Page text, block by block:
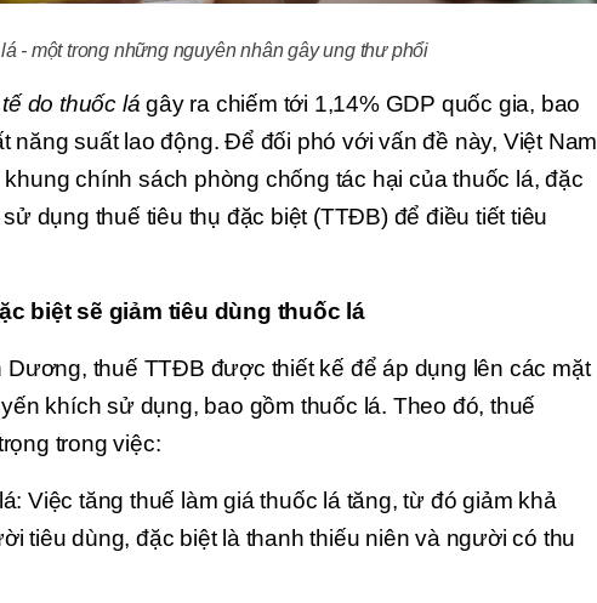
- một trong những nguyên nhân gây ung thư phổi
do thuốc lá gây ra chiếm tới 1,14% GDP quốc gia, bao
năng suất lao động. Để đối phó với vấn đề này, Việt Nam
chính sách phòng chống tác hại của thuốc lá, đặc
dụng thuế tiêu thụ đặc biệt (TTĐB) để điều tiết tiêu
biệt sẽ giảm tiêu dùng thuốc lá
Dương, thuế TTĐB được thiết kế để áp dụng lên các mặt
khích sử dụng, bao gồm thuốc lá. Theo đó, thuế
trong việc:
Việc tăng thuế làm giá thuốc lá tăng, từ đó giảm khả
tiêu dùng, đặc biệt là thanh thiếu niên và người có thu